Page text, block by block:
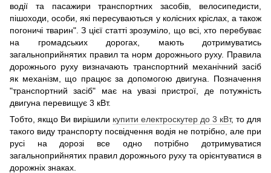
водії та пасажири транспортних засобів, велосипедисти,
пішоходи, особи, які пересуваються у колісних кріслах, а також
погоничі тварин". З цієї статті зрозуміло, що всі, хто перебуває
на громадських дорогах, мають дотримуватись
загальноприйнятих правил та норм дорожнього руху. Правила
дорожнього руху визначають транспортний механічний засіб
як механізм, що працює за допомогою двигуна. Позначення
"транспортний засіб" має на увазі пристрої, де потужність
двигуна перевищує 3 кВт.
Тобто, якщо Ви вирішили купити електроскутер до 3 кВт, то для
такого виду транспорту посвідчення водія не потрібно, але при
русі на дорозі все одно потрібно дотримуватися
загальноприйнятих правил дорожнього руху та орієнтуватися в
дорожніх знаках.